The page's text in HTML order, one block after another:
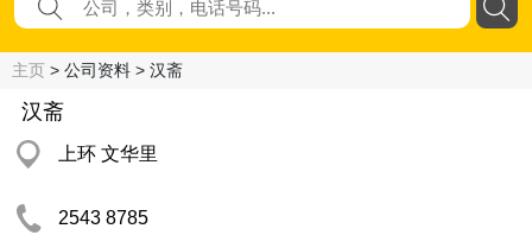
主页 > 公司资料 > 汉斋
汉斋
上环 文华里
2543 8785